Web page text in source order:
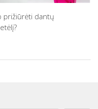
prižiūrėti dantų